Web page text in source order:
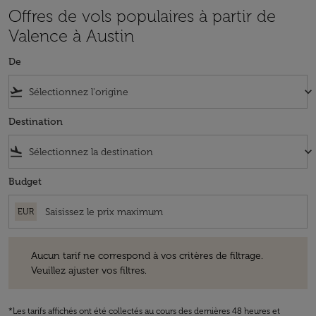
Offres de vols populaires à partir de
Valence à Austin
De
flight_takeoff keyboard_arrow_down
Destination
flight_land keyboard_arrow_down
Budget
EUR
Aucun tarif ne correspond à vos critères de filtrage.
Veuillez ajuster vos filtres.
*Les tarifs affichés ont été collectés au cours des dernières 48 heures et